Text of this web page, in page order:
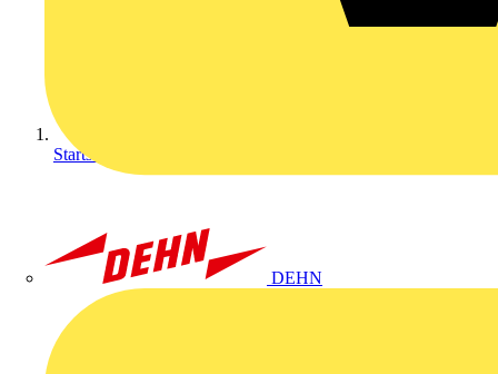
DEHN
Startseite